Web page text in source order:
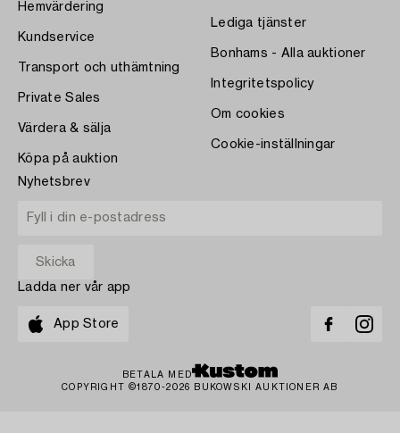
Hemvärdering
Kundservice
Transport och uthämtning
Private Sales
Värdera & sälja
Köpa på auktion
Lediga tjänster
Bonhams - Alla auktioner
Integritetspolicy
Om cookies
Cookie-inställningar
Nyhetsbrev
Ladda ner vår app
App Store
BETALA MED
COPYRIGHT ©1870-2026 BUKOWSKI AUKTIONER AB